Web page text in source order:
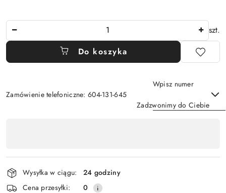
szt.
Do koszyka
Zamówienie telefoniczne: 604-131-645
Wpisz numer
Zadzwonimy do Ciebie
płatność
i
dostawa
Wysyłka w ciągu:
24 godziny
Cena przesyłki:
0